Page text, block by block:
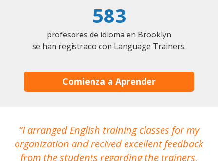
583
profesores de idioma en Brooklyn
se han registrado con Language Trainers.
Comienza a Aprender
I arranged English training classes for my
organization and recived excellent feedback
from the students regarding the trainers,